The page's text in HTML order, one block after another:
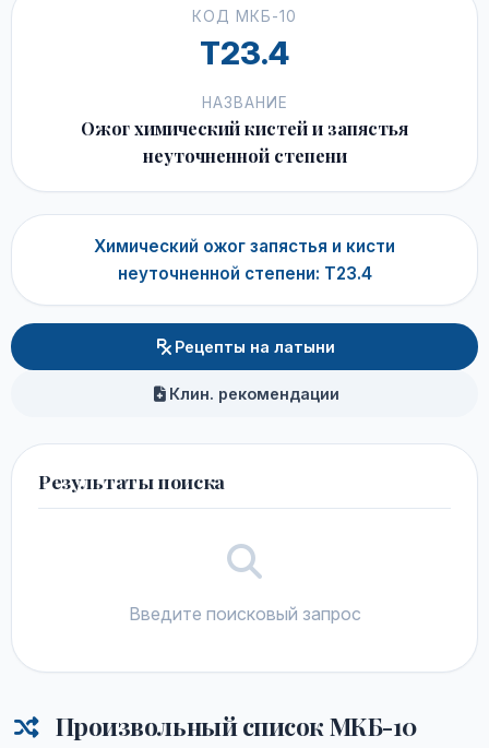
КОД МКБ-10
T23.4
НАЗВАНИЕ
Ожог химический кистей и запястья
неуточненной степени
Химический ожог запястья и кисти
неуточненной степени: T23.4
Рецепты на латыни
Клин. рекомендации
Результаты поиска
Введите поисковый запрос
Произвольный список МКБ-10